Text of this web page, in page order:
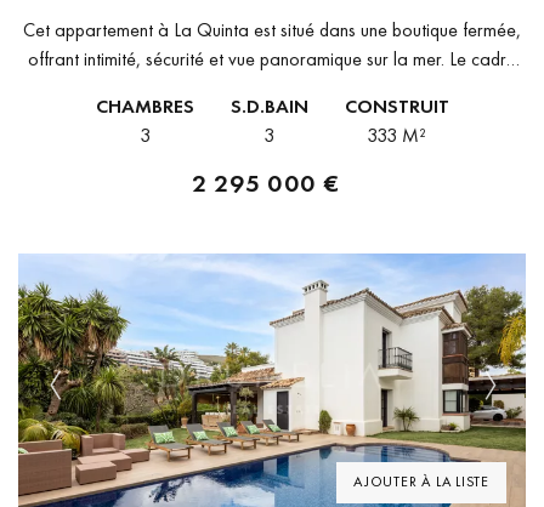
Cet appartement à La Quinta est situé dans une boutique fermée,
offrant intimité, sécurité et vue panoramique sur la mer. Le cadre
CHAMBRES
3
S.D.BAIN
3
CONSTRUIT
333 M²
2 295 000 €
AJOUTER À LA LISTE
Previous Next